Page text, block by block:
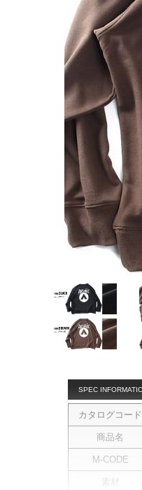
SPEC
カタログコード
商品名
M-CODE